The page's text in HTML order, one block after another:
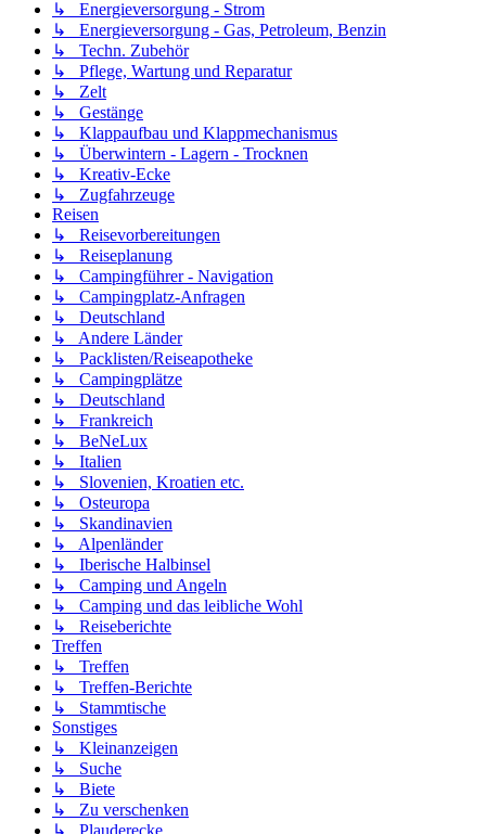
↳ Energieversorgung - Strom
↳ Energieversorgung - Gas, Petroleum, Benzin
↳ Techn. Zubehör
↳ Pflege, Wartung und Reparatur
↳ Zelt
↳ Gestänge
↳ Klappaufbau und Klappmechanismus
↳ Überwintern - Lagern - Trocknen
↳ Kreativ-Ecke
↳ Zugfahrzeuge
Reisen
↳ Reisevorbereitungen
↳ Reiseplanung
↳ Campingführer - Navigation
↳ Campingplatz-Anfragen
↳ Deutschland
↳ Andere Länder
↳ Packlisten/Reiseapotheke
↳ Campingplätze
↳ Deutschland
↳ Frankreich
↳ BeNeLux
↳ Italien
↳ Slovenien, Kroatien etc.
↳ Osteuropa
↳ Skandinavien
↳ Alpenländer
↳ Iberische Halbinsel
↳ Camping und Angeln
↳ Camping und das leibliche Wohl
↳ Reiseberichte
Treffen
↳ Treffen
↳ Treffen-Berichte
↳ Stammtische
Sonstiges
↳ Kleinanzeigen
↳ Suche
↳ Biete
↳ Zu verschenken